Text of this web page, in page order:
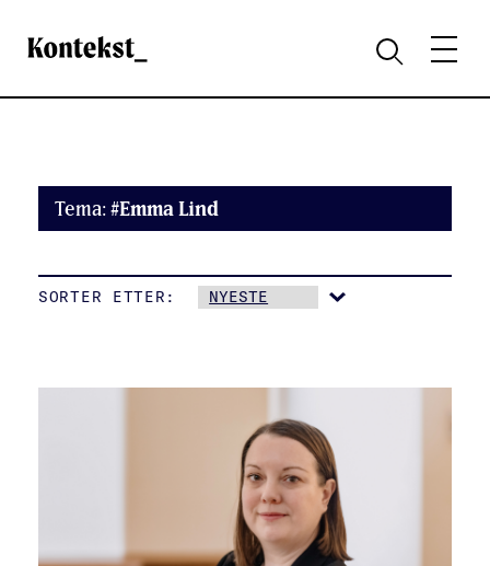
Kontekst
SØKMENY
Tema:#Emma Lind
SORTER ETTER: